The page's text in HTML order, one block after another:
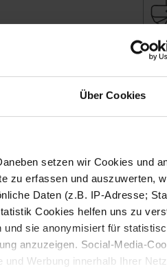
Über Cookies
setzen wir Cookies und
zu erfassen und auszuwerten,
Daten (z.B. IP-Adresse;
Cookies helfen uns zu
und sie anonymisiert für
anzuzeigen. Social-Media-
Werbung innerhalb Ihrer